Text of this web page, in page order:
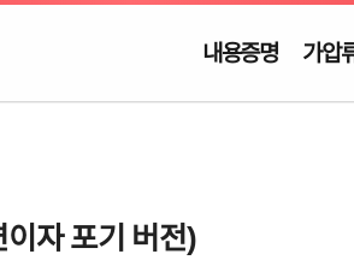
내용증명 가압
자 포기 버전)